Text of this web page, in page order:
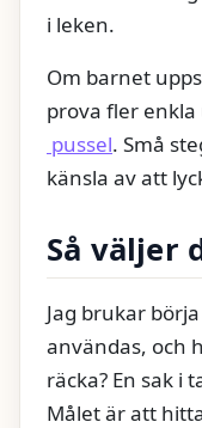
i leken.
Om barnet
prova fler
pussel. Små
känsla av att
Så väljer
Jag brukar
användas, och
räcka? En sak i
Målet är att